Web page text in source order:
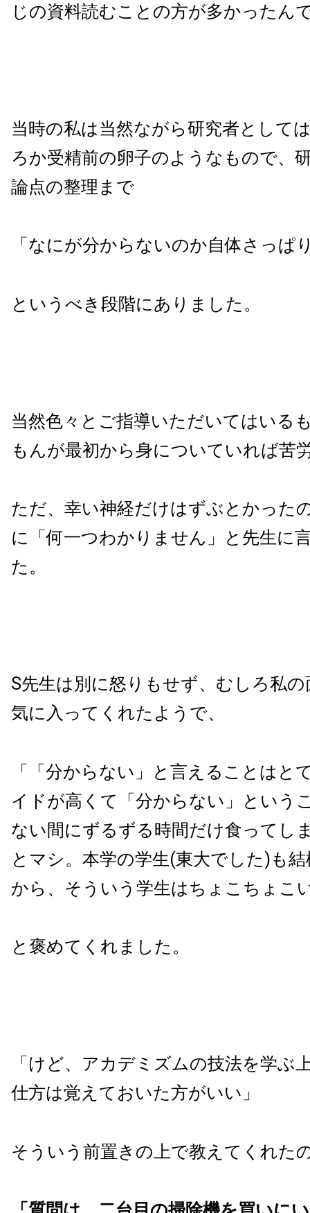
じの資料読むことの方が多かったん
当時の私は当然ながら研究者として
ろか受精前の卵子のようなもので、
論点の整理まで
「なにが分からないのか自体さっぱ
というべき段階にありました。
当然色々とご指導いただいてはいる
もんが最初から身についていれば苦
ただ、幸い神経だけはずぶとかった
に「何一つわかりません」と先生に
た。
S先生は別に怒りもせず、むしろ私
気に入ってくれたようで、
「「分からない」と言えることはと
イドが高くて「分からない」という
ない間にずるずる時間だけ食ってし
とマシ。本学の学生(東大でした)も
から、そういう学生はちょこちょこ
と褒めてくれました。
「けど、アカデミズムの技法を学ぶ
仕方は覚えておいた方がいい」
そういう前置きの上で教えてくれた